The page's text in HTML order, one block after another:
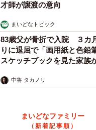
才師が譲渡の意向
まいどなトピック
83歳父が骨折で入院 ３カ
りに退屈で「画用紙と色鉛
スケッチブックを見た家族
中将 タカノリ
まいどなファミリー
（新着記事順）